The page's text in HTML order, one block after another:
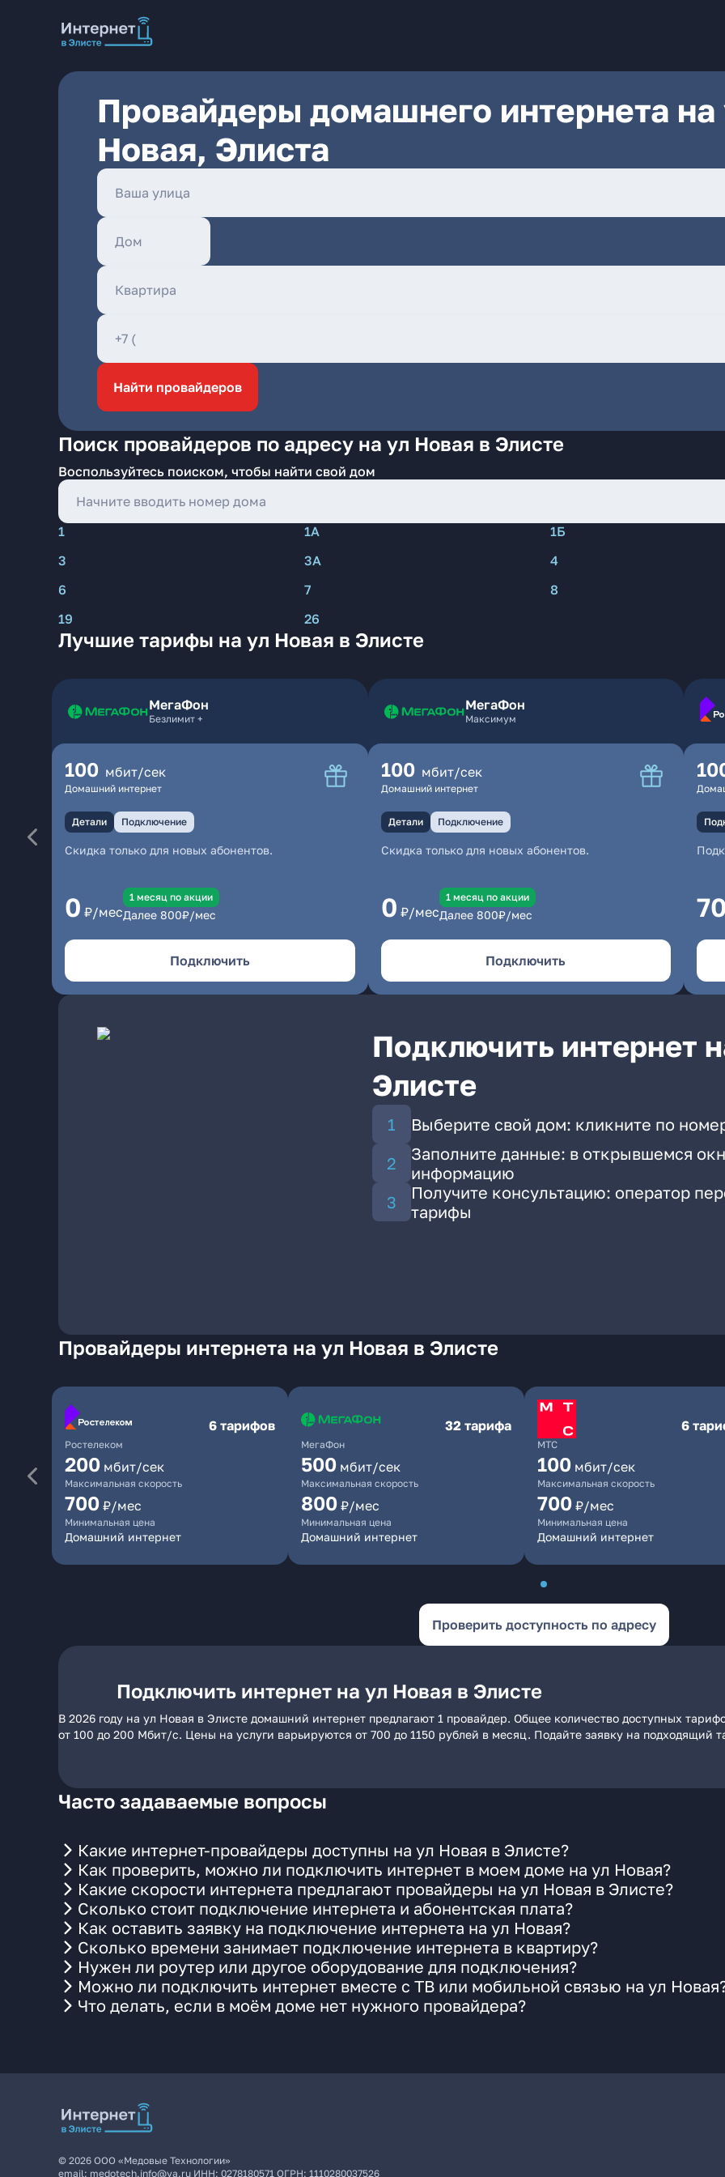
Провайдеры домашнего интернета на
Новая, Элиста
Найти провайдеров
Поиск провайдеров по адресу на ул Новая в Элисте
Воспользуйтесь поиском, чтобы найти свой дом
1 1А 1Б
3
3А 4
6
7 8
19
26
Лучшие тарифы на ул Новая в Элисте
МегаФон
Безлимит +
100 мбит/сек
Домашний интернет
Детали Подключение
Скидка только для новых абонентов.
0 ₽/мес
1 месяц по акции
Далее 800₽/мес
Подключить
МегаФон
Максимум
100 мбит/сек
Домашний интернет
Детали Подключение
Скидка только для новых абонентов.
0 ₽/мес
1 месяц по акции
Далее 800₽/мес
Подключить
Подключить интернет
Элисте
Выберите свой дом: кликните по
Заполните данные: в открывшемся
информацию
Получите консультацию: оператор
тарифы
Провайдеры интернета на ул Новая в Элисте
Ростелеком
6 тарифов
200 мбит/сек
Максимальная скорость
700 ₽/мес
Минимальная цена
Домашний интернет
МегаФон
32 тарифа
500 мбит/сек
Максимальная скорость
800 ₽/мес
Минимальная цена
Домашний интернет
МТС
6
100 мбит/сек
Максимальная скорость
700 ₽/мес
Минимальная цена
Домашний интернет
Проверить доступность по адресу
Подключить интернет на ул Новая в Элисте
В 2026 году на ул Новая в Элисте домашний интернет предлагают 1 провайдер. Общее количество доступных
от 100 до 200 Мбит/с. Цены на услуги варьируются от 700 до 1150 рублей в месяц. Подайте заявку на подходящий
Часто задаваемые вопросы
Какие интернет-провайдеры доступны на ул Новая в Элисте?
Как проверить, можно ли подключить интернет в моем доме на ул Новая?
Какие скорости интернета предлагают провайдеры на ул Новая в Элисте?
Сколько стоит подключение интернета и абонентская плата?
Как оставить заявку на подключение интернета на ул Новая?
Сколько времени занимает подключение интернета в квартиру?
Нужен ли роутер или другое оборудование для подключения?
Можно ли подключить интернет вместе с ТВ или мобильной связью на ул
Что делать, если в моём доме нет нужного провайдера?
© 2026 ООО «Медовые Технологии»
email: medotech.info@ya.ru ИНН: 0278180571 ОГРН: 1110280037526